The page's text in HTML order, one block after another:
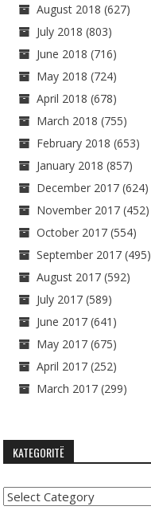
August 2018 (627)
July 2018 (803)
June 2018 (716)
May 2018 (724)
April 2018 (678)
March 2018 (755)
February 2018 (653)
January 2018 (857)
December 2017 (624)
November 2017 (452)
October 2017 (554)
September 2017 (495)
August 2017 (592)
July 2017 (589)
June 2017 (641)
May 2017 (675)
April 2017 (252)
March 2017 (299)
KATEGORITË
Kategoritë